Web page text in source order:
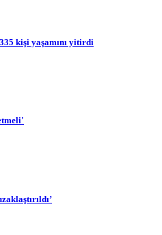
kişi yaşamını yitirdi